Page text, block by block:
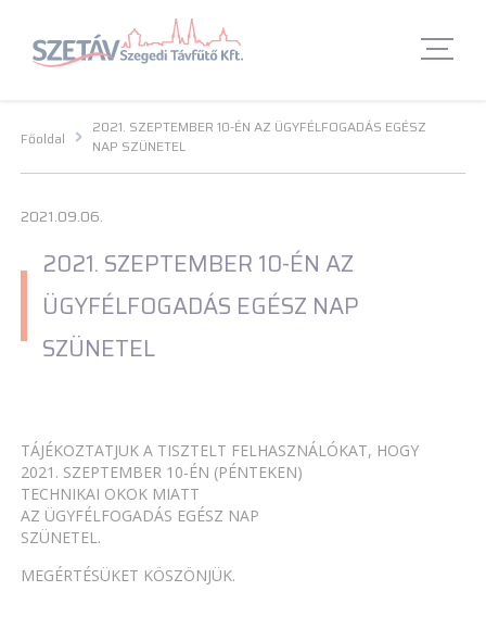
Navigációs menü segédlet
Fő Navigációs menü Fő Navigációs menü Fő tartalom Fő
Főoldal
2021. SZEPTEMBER 10-ÉN AZ ÜGYFÉLFOGADÁS EGÉSZ
NAP SZÜNETEL
2021.09.06.
2021. SZEPTEMBER 10-ÉN AZ
ÜGYFÉLFOGADÁS EGÉSZ NAP
SZÜNETEL
TÁJÉKOZTATJUK A TISZTELT FELHASZNÁLÓKAT, HOGY
2021. SZEPTEMBER 10-ÉN (PÉNTEKEN)
TECHNIKAI OKOK MIATT
AZ ÜGYFÉLFOGADÁS EGÉSZ NAP
SZÜNETEL.
MEGÉRTÉSÜKET KÖSZÖNJÜK.